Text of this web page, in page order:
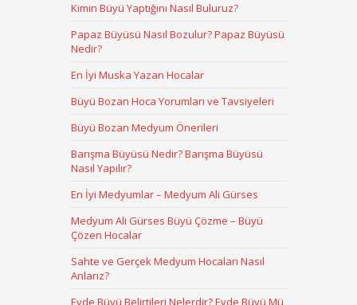
Kimin Büyü Yaptığını Nasıl Buluruz?
Papaz Büyüsü Nasıl Bozulur? Papaz Büyüsü
Nedir?
En İyi Muska Yazan Hocalar
Büyü Bozan Hoca Yorumları ve Tavsiyeleri
Büyü Bozan Medyum Önerileri
Barışma Büyüsü Nedir? Barışma Büyüsü
Nasıl Yapılır?
En İyi Medyumlar – Medyum Ali Gürses
Medyum Ali Gürses Büyü Çözme – Büyü
Çözen Hocalar
Sahte ve Gerçek Medyum Hocaları Nasıl
Anlarız?
Evde Büyü Belirtileri Nelerdir? Evde Büyü Mü